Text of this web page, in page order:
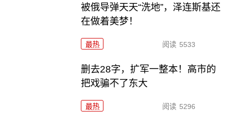
被俄导弹天天“洗地”，泽连斯基还
在做着美梦！
最热 阅读 5533
删去28字，扩军一整本！高市的
把戏骗不了东大
最热 阅读 5296